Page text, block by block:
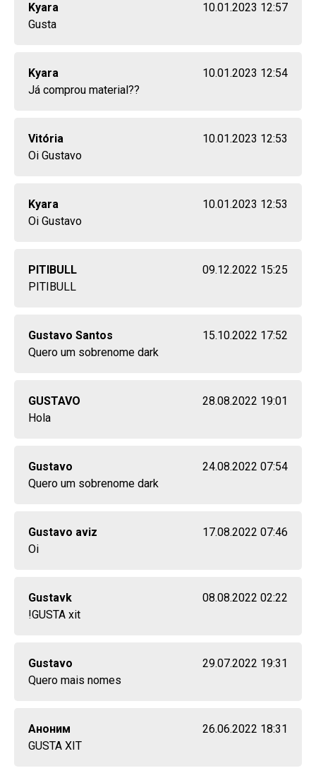
Kyara
10.01.2023 12:57
Gusta
Kyara
10.01.2023 12:54
Já comprou material??
Vitória
10.01.2023 12:53
Oi Gustavo
Kyara
10.01.2023 12:53
Oi Gustavo
PITIBULL
09.12.2022 15:25
PITIBULL
Gustavo Santos
15.10.2022 17:52
Quero um sobrenome dark
GUSTAVO
28.08.2022 19:01
Hola
Gustavo
24.08.2022 07:54
Quero um sobrenome dark
Gustavo aviz
17.08.2022 07:46
Oi
Gustavk
08.08.2022 02:22
!GUSTA xit
Gustavo
29.07.2022 19:31
Quero mais nomes
Аноним
26.06.2022 18:31
GUSTA XIT